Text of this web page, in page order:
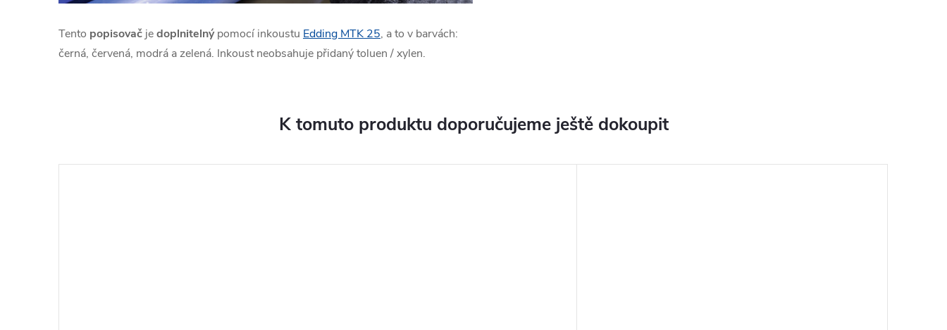
Tento popisovač jedoplnitelnýpomocí inkoustu Edding MTK 25, a to v barvách:
černá, červená, modrá a zelená. Inkoust neobsahuje přidaný toluen / xylen.
K tomuto produktu doporučujeme ještě dokoupit